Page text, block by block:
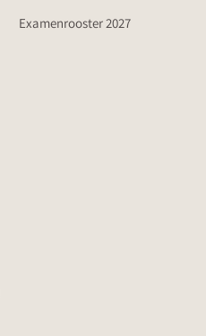
Examenrooster 2027